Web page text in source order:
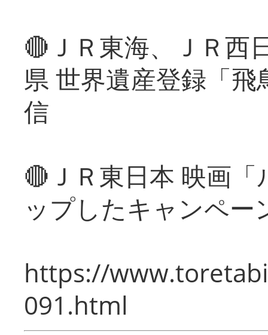
🔴ＪＲ東海、ＪＲ西
県 世界遺産登録「
信
🔴ＪＲ東日本 映画
ップしたキャンペー
https://
091.html